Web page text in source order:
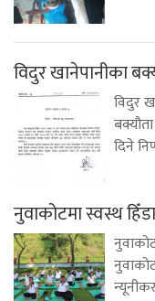
विदुर खानेपानीका
विदुर
दिने
नुवाकोटमा स्वस्थ